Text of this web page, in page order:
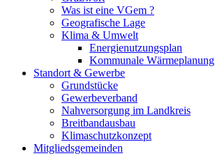
Was ist eine VGem ?
Geografische Lage
Klima & Umwelt
Energienutzungsplan
Kommunale Wärmeplanung
Standort & Gewerbe
Grundstücke
Gewerbeverband
Nahversorgung im Landkreis
Breitbandausbau
Klimaschutzkonzept
Mitgliedsgemeinden